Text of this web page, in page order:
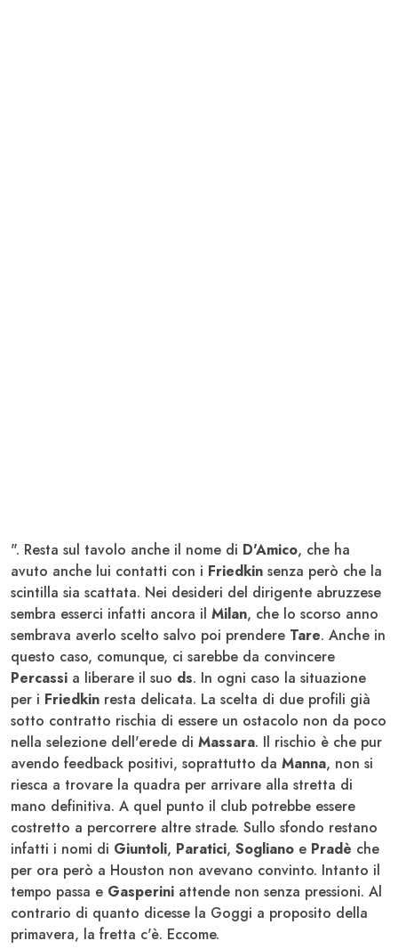
". Resta sul tavolo anche il nome di D'Amico, che ha
avuto anche lui contatti con i Friedkin senza però che la
scintilla sia scattata. Nei desideri del dirigente abruzzese
sembra esserci infatti ancora il Milan, che lo scorso anno
sembrava averlo scelto salvo poi prendere Tare. Anche in
questo caso, comunque, ci sarebbe da convincere
Percassi a liberare il suo ds. In ogni caso la situazione
per i Friedkin resta delicata. La scelta di due profili già
sotto contratto rischia di essere un ostacolo non da poco
nella selezione dell'erede di Massara. Il rischio è che pur
avendo feedback positivi, soprattutto da Manna, non si
riesca a trovare la quadra per arrivare alla stretta di
mano definitiva. A quel punto il club potrebbe essere
costretto a percorrere altre strade. Sullo sfondo restano
infatti i nomi di Giuntoli, Paratici, Sogliano e Pradè che
per ora però a Houston non avevano convinto. Intanto il
tempo passa e Gasperini attende non senza pressioni. Al
contrario di quanto dicesse la Goggi a proposito della
primavera, la fretta c'è. Eccome.